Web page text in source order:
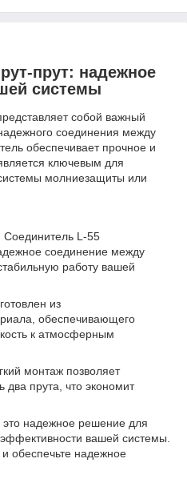
прут: надежное
системы
собой важный
соединения между
обеспечивает прочное и
ключевым для
молниезащиты или
Соединитель L-55
соединение между
работу вашей
из
обеспечивающего
к атмосферным
монтаж позволяет
два прута, что экономит
это надежное решение для
вашей системы.
обеспечьте надежное